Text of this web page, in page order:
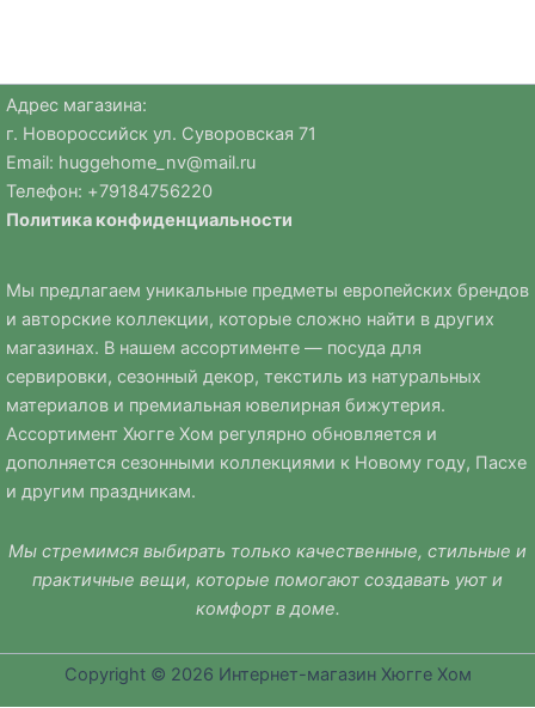
Адрес магазина:
г. Новороссийск ул. Суворовская 71
Email: huggehome_nv@mail.ru
Телефон: +79184756220
Политика конфиденциальности
Мы предлагаем уникальные предметы европейских брендов
и авторские коллекции, которые сложно найти в других
магазинах. В нашем ассортименте — посуда для
сервировки, сезонный декор, текстиль из натуральных
материалов и премиальная ювелирная бижутерия.
Ассортимент Хюгге Хом регулярно обновляется и
дополняется сезонными коллекциями к Новому году, Пасхе
и другим праздникам.
Мы стремимся выбирать только качественные, стильные и
практичные вещи, которые помогают создавать уют и
комфорт в доме.
Copyright © 2026 Интернет-магазин Хюгге Хом